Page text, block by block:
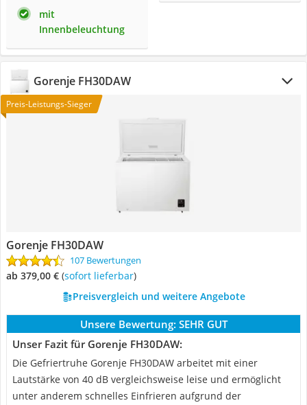
mit
Innenbeleuchtung
Gorenje FH30DAW
Preis-Leistungs-Sieger
Gorenje FH30DAW
107 Bewertungen
ab 379,00 € ( Sofort lieferbar)
Preisvergleich und weitere Angebote
Unsere Bewertung: SEHR GUT
Unser Fazit für Gorenje FH30DAW:
Die Gefriertruhe Gorenje FH30DAW arbeitet mit einer
Lautstärke von 40 dB vergleichsweise leise und ermöglicht
unter anderem schnelles Einfrieren aufgrund der